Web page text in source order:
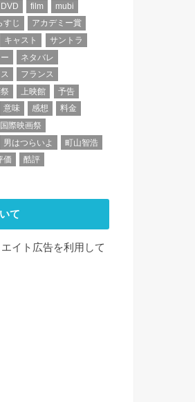
DVD film
mubi
すじ
アカデミー賞
キャスト
サントラ
ネタバレ
フランス
上映館
予告
意味 感想
料金
際映画祭
男はつらいよ
町山智浩
価 酷評
て
イト広告を利用して